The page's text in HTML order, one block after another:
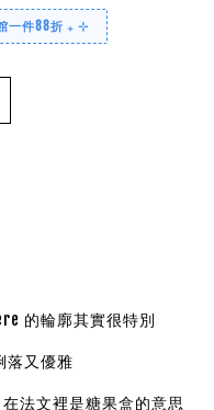
一件88折 ₊ ⊹
的輪廓其實很特別
落又優雅
法文裡是糖果盒的意思